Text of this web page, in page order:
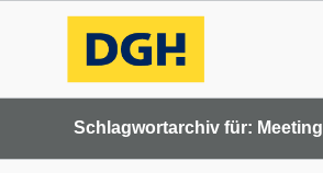
Schlagwortarchiv für: Meeting